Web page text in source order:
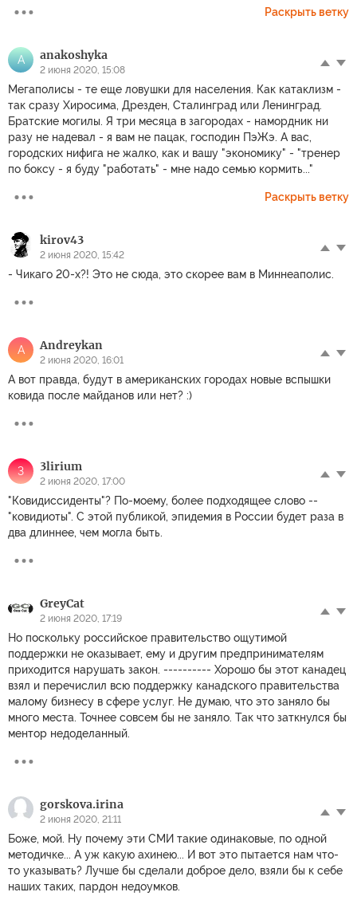
Раскрыть ветку
A anakoshyka
2 июня 2020, 15:08
Мегаполисы - те еще ловушки для населения. Как катаклизм -
так сразу Хиросима, Дрезден, Сталинград или Ленинград.
Братские могилы. Я три месяца в загородах - намордник ни
разу не надевал - я вам не пацак, господин ПэЖэ. А вас,
городских нифига не жалко, как и вашу "экономику" - "тренер
по боксу - я буду "работать" - мне надо семью кормить..."
Раскрыть ветку
kirov43
2 июня 2020, 15:42
- Чикаго 20-х?! Это не сюда, это скорее вам в Миннеаполис.
A Andreykan
2 июня 2020, 16:01
А вот правда, будут в американских городах новые вспышки
ковида после майданов или нет? :)
3 3lirium
2 июня 2020, 17:00
"Ковидиссиденты"? По-моему, более подходящее слово --
"ковидиоты". С этой публикой, эпидемия в России будет раза в
два длиннее, чем могла быть.
GreyCat
2 июня 2020, 17:19
Но поскольку российское правительство ощутимой
поддержки не оказывает, ему и другим предпринимателям
приходится нарушать закон. ---------- Хорошо бы этот канадец
взял и перечислил всю поддержку канадского правительства
малому бизнесу в сфере услуг. Не думаю, что это заняло бы
много места. Точнее совсем бы не заняло. Так что заткнулся бы
ментор недоделанный.
gorskova.irina
2 июня 2020, 21:11
Боже, мой. Ну почему эти СМИ такие одинаковые, по одной
методичке... А уж какую ахинею... И вот это пытается нам что-
то указывать? Лучше бы сделали доброе дело, взяли бы к себе
наших таких, пардон недоумков.